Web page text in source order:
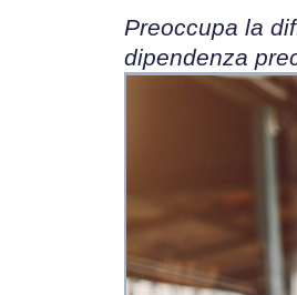
Preoccupa la
dipendenza